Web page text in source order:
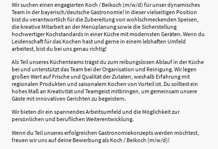
Wir suchen einen engagierten Koch / Beikoch (m/w/d) für unser dynamisches
Team in der bayerisch/deutsche Gastronomie! In dieser vielseitigen Position
bist du verantwortlich für die Zubereitung von wohlschmeckenden Speisen,
die kreative Mitarbeit an der Menüplanung sowie die Sicherstellung
hochwertiger Kochstandards in einer Küche mit modernsten Geräten. Wenn du
Leidenschaft für das Kochen hast und gerne in einem lebhaften Umfeld
arbeitest, bist du bei uns genau richtig!
Als Teil unseres Küchenteams trägst du zum reibungslosen Ablauf in der Küche
bei und unterstützt das Team bei der Organisation und Reinigung. Wir legen
großen Wert auf Frische und Qualität der Zutaten, weshalb Erfahrung mit
regionalen Produkten und saisonalem Kochen von Vorteil ist. Du solltest ein
hohes Maß an Kreativität und Teamgeist mitbringen, um gemeinsam unsere
Gäste mit innovativen Gerichten zu begeistern.
Wir bieten dir ein spannendes Arbeitsumfeld und die Möglichkeit zur
persönlichen und beruflichen Weiterentwicklung.
Wenn du Teil unseres erfolgreichen Gastronomiekonzepts werden möchtest,
freuen wir uns auf deine Bewerbung als Koch / Beikoch (m/w/d)!